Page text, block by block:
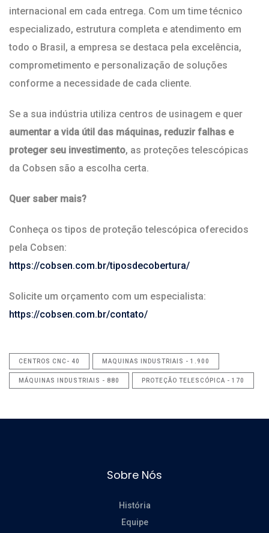
internacional em cada entrega. Com um time técnico
especializado, estrutura completa e atendimento em
todo o Brasil, a empresa se destaca pela excelência,
comprometimento e personalização de soluções
conforme a necessidade de cada cliente.
Se a sua indústria utiliza centros de usinagem e quer
aumentar a vida útil das máquinas, reduzir falhas e
proteger seu investimento, as proteções telescópicas
da Cobsen são a escolha certa.
Quer saber mais?
Conheça os tipos de proteção telescópica oferecidos
pela Cobsen:
https://cobsen.com.br/tiposdecobertura/
Solicite um orçamento com um especialista:
https://cobsen.com.br/contato/
CENTROS CNC- 40 MAQUINAS INDUSTRIAIS - 1.900
MÁQUINAS INDUSTRIAIS - 880 PROTEÇÃO TELESCÓPICA - 170
Sobre Nós
História
Equipe